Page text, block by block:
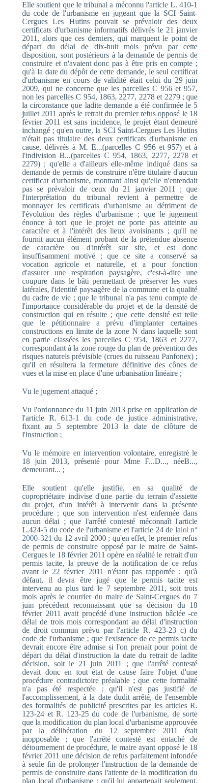
Elle soutient que le tribunal a méconnu l'article L. 410-1
du code de l'urbanisme en jugeant que la SCI Saint-
Cergues Les Hutins pouvait se prévaloir des deux
certificats d'urbanisme informatifs délivrés le 21 janvier
2011, alors que ces derniers, qui marquent le point de
départ du délai de dix-huit mois prévu par cette
disposition, sont postérieurs à la demande de permis de
construire et n'avaient donc pas à être pris en compte ;
qu'à la date du dépôt de cette demande, le seul certificat
d'urbanisme en cours de validité était celui du 29 juin
2009, qui ne concerne que les parcelles C 956 et 957,
non les parcelles C 954, 1863, 2277, 2278 et 2279 ; que
la circonstance que ladite demande a été confirmée le 5
juillet 2011 après le retrait du premier refus opposé le 18
février 2011 est sans incidence, le projet étant demeuré
inchangé ; qu'en outre, la SCI Saint-Cergues Les Hutins
n'était pas titulaire des deux certificats d'urbanisme en
cause, délivrés à M. E...(parcelles C 956 et 957) et à
l'indivision B...(parcelles C 954, 1863, 2277, 2278 et
2279) ; qu'elle a d'ailleurs elle-même indiqué dans sa
demande de permis de construire n'être titulaire d'aucun
certificat d'urbanisme, montrant ainsi qu'elle n'entendait
pas se prévaloir de ceux du 21 janvier 2011 ; que
l'interprétation du tribunal revient à permettre de
monnayer les certificats d'urbanisme au détriment de
l'évolution des règles d'urbanisme ; que le jugement
énonce à tort que le projet ne porte pas atteinte au
caractère et à l'intérêt des lieux avoisinants ; qu'il ne
fournit aucun élément probant de la prétendue absence
de caractère ou d'intérêt sur site, et est donc
insuffisamment motivé ; que ce site a conservé sa
vocation agricole et naturelle, et a pour fonction
d'assurer une respiration paysagère, c'est-à-dire une
coupure dans le bâti permettant de préserver les vues
latérales, l'identité paysagère de la commune et la qualité
du cadre de vie ; que le tribunal n'a pas tenu compte de
l'importance considérable du projet et de la densité de
construction qui en résulte ; que cette densité est telle
que le pétitionnaire a prévu d'implanter certaines
constructions en limite de la zone N dans laquelle sont
en partie classées les parcelles C 954, 1863 et 2277,
correspondant à la zone rouge du plan de prévention des
risques naturels prévisible (crues du ruisseau Panfonex) ;
qu'il en résultera la fermeture définitive des cônes de
vues et la mise en place d'une urbanisation linéaire ;
Vu le jugement attaqué ;
Vu l'ordonnance du 11 juin 2013 prise en application de
l'article R. 613-1 du code de justice administrative,
fixant au 5 septembre 2013 la date de clôture de
l'instruction ;
Vu le mémoire en intervention volontaire, enregistré le
18 juin 2013, présenté pour Mme F...D..., néeB...,
demeurant... ;
Elle soutient qu'elle justifie, en sa qualité de
copropriétaire indivise d'une partie du terrain d'assiette
du projet, d'un intérêt à intervenir dans la présente
procédure ; que son intervention n'est enfermée dans
aucun délai ; que l'arrêté contesté méconnaît l'article
L.424-5 du code de l'urbanisme et l'article 24 de laloi n°
2000-321 du 12 avril 2000 ; qu'en effet, le premier refus
de permis de construire opposé par le maire de Saint-
Cergues le 18 février 2011 opère en réalité le retrait d'un
permis tacite, la preuve de la notification de ce refus
avant le 22 février 2011 n'étant pas rapportée ; qu'à
défaut, il devra être jugé que le permis tacite est
intervenu au plus tard le 7 septembre 2011, soit trois
mois après le courrier du maire de Saint-Cergues du 7
juin précédent reconnaissant que sa décision du 18
février 2011 avait procédé d'une instruction bâclée -ce
délai de trois mois correspondant au délai d'instruction
de droit commun prévu par l'article R. 423-23 c) du
code de l'urbanisme ; que l'existence de ce permis tacite
devrait encore être admise si l'on prenait pour point de
départ du délai d'instruction la date du retrait de ladite
décision, soit le 21 juin 2011 ; que l'arrêté contesté
devait donc en tout état de cause faire l'objet d'une
procédure contradictoire préalable ; que cette formalité
n'a pas été respectée ; qu'il n'est pas justifié de
l'accomplissement, à la date dudit arrêté, de l'ensemble
des formalités de publicité prescrites par les articles R.
123-24 et R. 123-25 du code de l'urbanisme, de sorte
que la modification du plan local d'urbanisme approuvée
par la délibération du 12 septembre 2011 était
inopposable ; que l'arrêté contesté est entaché de
détournement de procédure, le maire ayant opposé le 18
février 2011 une décision de refus parfaitement infondée
à seule fin de prolonger l'instruction de la demande de
permis de construire dans l'attente de la modification du
plan local d'urbanisme ; qu'il lui appartenait seulement,